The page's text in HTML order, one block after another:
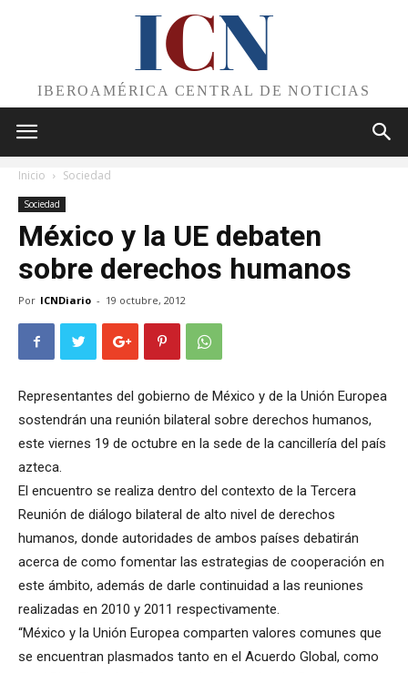
ICN
IBEROAMÉRICA CENTRAL DE NOTICIAS
Inicio Sociedad
Sociedad
México y la UE debaten
sobre derechos humanos
Por ICNDiario - 19 octubre, 2012
Representantes del gobierno de México y de la Unión Europea
sostendrán una reunión bilateral sobre derechos humanos,
este viernes 19 de octubre en la sede de la cancillería del país
azteca.
El encuentro se realiza dentro del contexto de la Tercera
Reunión de diálogo bilateral de alto nivel de derechos
humanos, donde autoridades de ambos países debatirán
acerca de como fomentar las estrategias de cooperación en
este ámbito, además de darle continuidad a las reuniones
realizadas en 2010 y 2011 respectivamente.
“México y la Unión Europea comparten valores comunes que
se encuentran plasmados tanto en el Acuerdo Global, como